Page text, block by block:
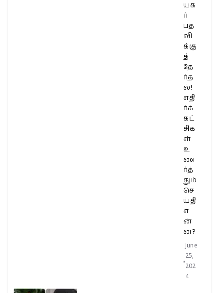
யக
ர்
பத
வி
க்கு
த்
தே
ர்த
ல்!
எதி
ர்க்
கட்
சிக
ள்
உ
ண
ர்த்
தும்
செ
ய்தி
எ
ன்
ன?
June
25,
202
4